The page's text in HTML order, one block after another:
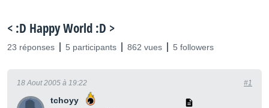
< :D Happy World :D >
23 réponses 5 participants 862 vues 5 followers
tchoyy
18 Aout 2005 à 19:22 #1